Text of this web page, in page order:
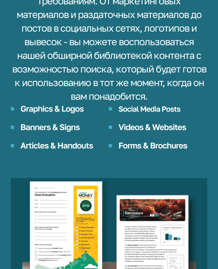
материалов и раздаточных материалов до
постов в социальных сетях, логотипов и
вывесок - вы можете воспользоваться
нашей обширной библиотекой контента с
возможностью поиска, который будет готов
к использованию в тот же момент, когда он
вам понадобится.